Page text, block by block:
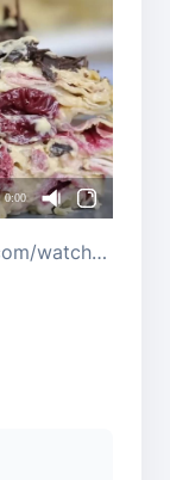
0:00
Источник: https://www.youtube.com/watch?v=IjVqvTxQbwE